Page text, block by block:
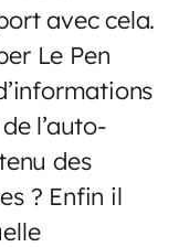
avec cela.
Le Pen
l’auto-
des
? Enfin il